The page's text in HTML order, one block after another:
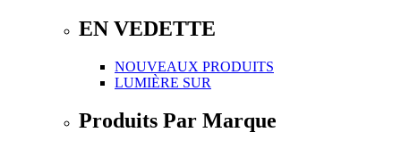
EN VEDETTE
NOUVEAUX PRODUITS
LUMIÈRE SUR
Produits Par Marque